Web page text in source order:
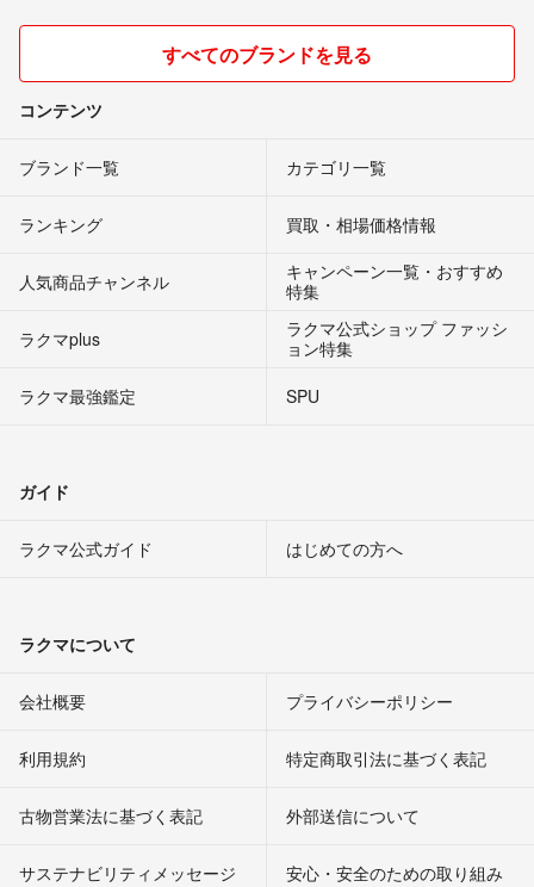
すべてのブランドを見る
コンテンツ
ブランド一覧 カテゴリ一覧
ランキング 買取・相場価格情報
人気商品チャンネル
キャンペーン一覧・おすすめ
特集
ラクマplus
ラクマ公式ショップ ファッシ
ョン特集
ラクマ最強鑑定
SPU
ガイド
ラクマ公式ガイド はじめての方へ
ラクマについて
会社概要 プライバシーポリシー
利用規約 特定商取引法に基づく表記
古物営業法に基づく表記 外部送信について
サステナビリティメッセージ 安心・安全のための取り組み